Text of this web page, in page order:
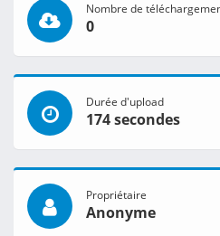
Nombre de
0
Durée d'upload
174 secondes
Propriétaire
Anonyme